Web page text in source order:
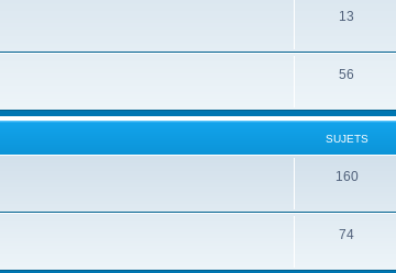
13
56
SUJETS
160
74